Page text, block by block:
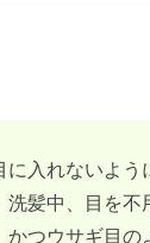
に入れないよう
洗髪中、目を不
かつウサギ目の